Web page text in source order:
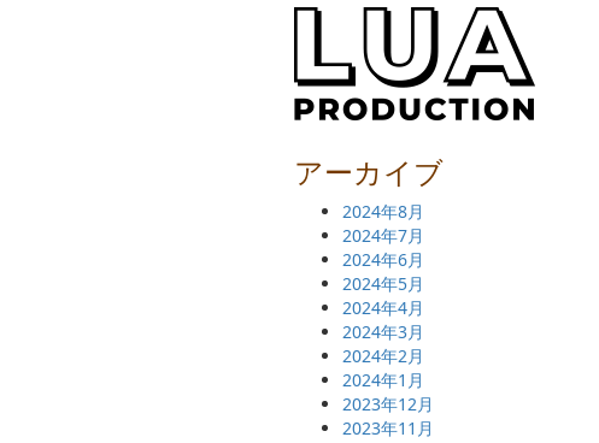
アーカイブ
2024年8月
2024年7月
2024年6月
2024年5月
2024年4月
2024年3月
2024年2月
2024年1月
2023年12月
2023年11月